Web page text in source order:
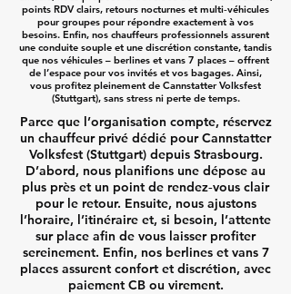
points RDV clairs, retours nocturnes et multi‑véhicules
pour groupes pour répondre exactement à vos
besoins. Enfin, nos chauffeurs professionnels assurent
une conduite souple et une discrétion constante, tandis
que nos véhicules – berlines et vans 7 places – offrent
de l’espace pour vos invités et vos bagages. Ainsi,
vous profitez pleinement de Cannstatter Volksfest
(Stuttgart), sans stress ni perte de temps.
Parce que l’organisation compte, réservez
un chauffeur privé dédié pour Cannstatter
Volksfest (Stuttgart) depuis Strasbourg.
D’abord, nous planifions une dépose au
plus près et un point de rendez‑vous clair
pour le retour. Ensuite, nous ajustons
l’horaire, l’itinéraire et, si besoin, l’attente
sur place afin de vous laisser profiter
sereinement. Enfin, nos berlines et vans 7
places assurent confort et discrétion, avec
paiement CB ou virement.